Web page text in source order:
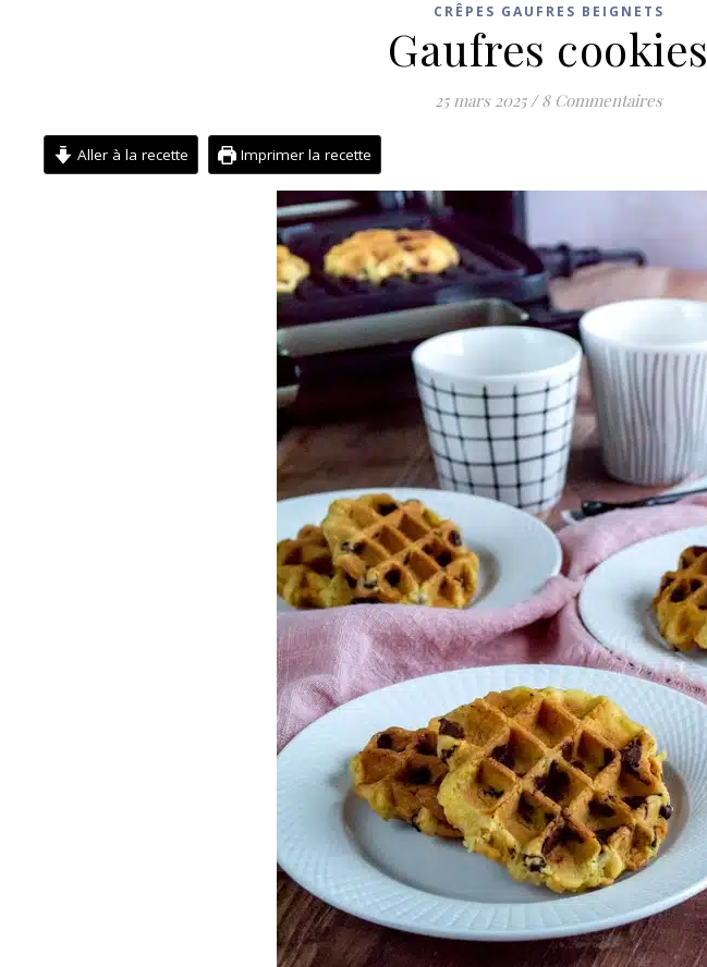
CRÊPES GAUFRES BEIGNETS
Gaufres cookies
25 mars 2025 / 8 Commentaires
Aller à la recette Imprimer la recette